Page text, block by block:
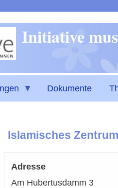
Initiative
Dokumente
Islamisches Zentrum
Adresse
Am Hubertusdamm 3